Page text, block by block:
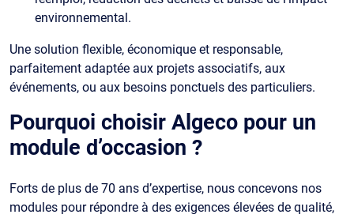
environnemental.
Une solution flexible, économique et responsable,
parfaitement adaptée aux projets associatifs, aux
événements, ou aux besoins ponctuels des particuliers.
Pourquoi choisir Algeco pour un
module d’occasion ?
Forts de plus de 70 ans d’expertise, nous concevons nos
modules pour répondre à des exigences élevées de qualité,